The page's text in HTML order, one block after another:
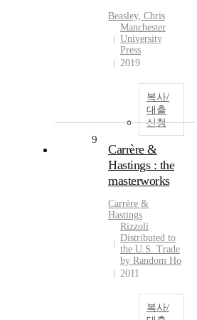
Beasley, Chris
Manchester
University
Press
2019
복사/
대출
신청
9
Carrère &
Hastings : the
masterworks
Carrère &
Hastings
Rizzoli
Distributed to
the U.S. Trade
by Random Ho
2011
복사/